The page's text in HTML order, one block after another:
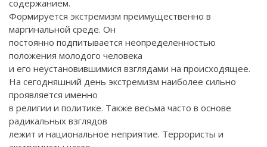
содержанием.
Формируется экстремизм преимущественно в
маргинальной среде. Он
постоянно подпитывается неопределенностью
положения молодого человека
и его неустановившимися взглядами на происходящее.
На сегодняшний день экстремизм наиболее сильно
проявляется именно
в религии и политике. Также весьма часто в основе
радикальных взглядов
лежит и национальное неприятие. Террористы и